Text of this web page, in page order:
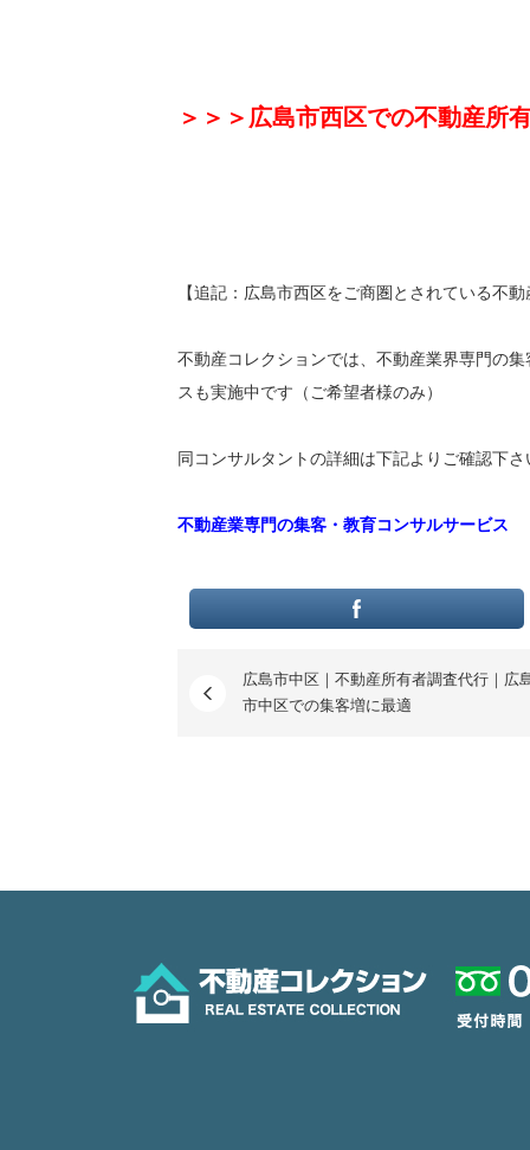
＞＞＞広島市西区での不動産所
【追記：広島市西区をご商圏とされている不
不動産コレクションでは、不動産業界専門の
スも実施中です（ご希望者様のみ）
同コンサルタントの詳細は下記よりご確認下
不動産業専門の集客・教育コンサルサービス
広島市中区｜不動産所有者調査代行｜広
市中区での集客増に最適